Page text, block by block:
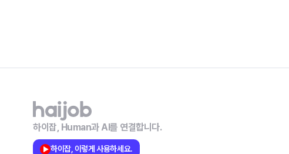
하이잡, Human과 AI를 연결합니다.
하이잡, 이렇게 사용하세요.